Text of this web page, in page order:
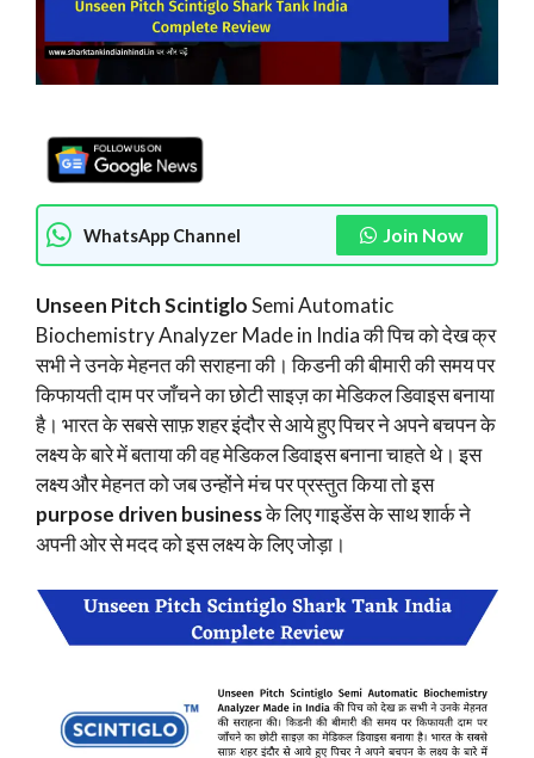
WhatsApp Channel Join Now
Unseen Pitch ScintigloSemi Automatic
Biochemistry Analyzer Made in India की पिच को देख क्र
सभी ने उनके मेहनत की सराहना की। किडनी की बीमारी की समय पर
किफायती दाम पर जाँचने का छोटी साइज़ का मेडिकल डिवाइस बनाया
है। भारत के सबसे साफ़ शहर इंदौर से आये हुए पिचर ने अपने बचपन के
लक्ष्य के बारे में बताया की वह मेडिकल डिवाइस बनाना चाहते थे। इस
लक्ष्य और मेहनत को जब उन्होंने मंच पर प्रस्तुत किया तो इस
purpose driven businessके लिए गाइडेंस के साथ शार्क ने
अपनी ओर से मदद को इस लक्ष्य के लिए जोड़ा।